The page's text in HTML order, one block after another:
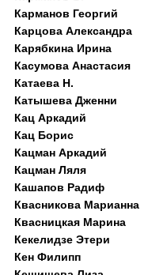
Карманов Георгий
Карцова Александра
Карябкина Ирина
Касумова Анастасия
Катаева Н.
Катышева Дженни
Кац Аркадий
Кац Борис
Кацман Аркадий
Кацман Ляля
Кашапов Радиф
Квасникова Марианна
Квасницкая Марина
Кекелидзе Этери
Кен Филипп